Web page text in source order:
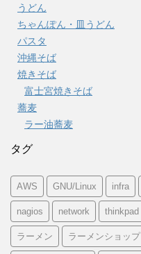
うどん
ちゃんぽん・皿うどん
パスタ
沖縄そば
焼きそば
富士宮焼きそば
蕎麦
ラー油蕎麦
タグ
AWS GNU/Linux infra
nagios network thinkpad
ラーメン ラーメンショップ